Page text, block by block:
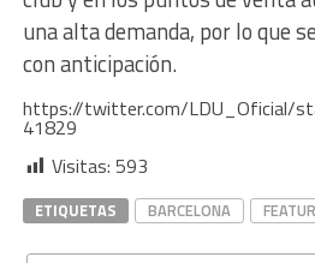
una alta demanda, por lo que
con anticipación.
https://twitter.com/LDU_Oficial/
41829
Visitas: 593
ETIQUETAS BARCELONA